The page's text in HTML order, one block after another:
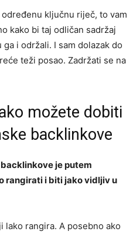
ključnu riječ, to vam
kako bi taj odličan sadržaj
i održali. I sam dolazak do
teži posao. Zadržati se na
možete dobiti
backlinkove
je putem
rangirati i biti jako vidljiv u
lako rangira. A posebno ako